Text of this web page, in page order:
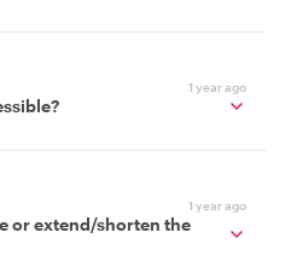
1 year ago
1 year ago
or extend/shorten the